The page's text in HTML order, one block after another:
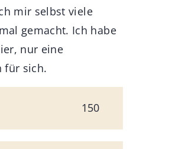
mir selbst viele
gemacht. Ich habe
nur eine
für sich.
150